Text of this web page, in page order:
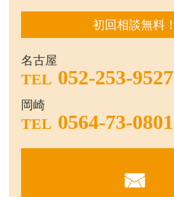
初回相談無料！
名古屋
TEL 052-253-9527
岡崎
TEL 0564-73-0801